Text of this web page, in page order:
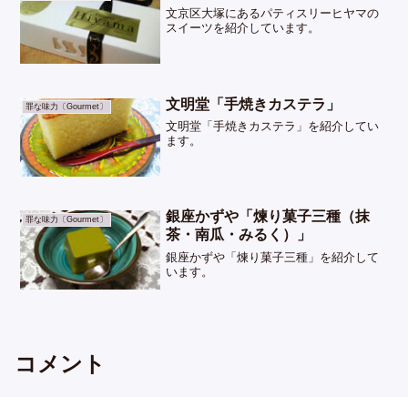
文京区大塚にあるパティスリーヒヤマの
スイーツを紹介しています。
罪な味力〔Gourmet〕 文明堂「手焼きカステラ」
文明堂「手焼きカステラ」を紹介してい
ます。
罪な味力〔Gourmet〕
銀座かずや「煉り菓子三種（抹
茶・南瓜・みるく）」
銀座かずや「煉り菓子三種」を紹介して
います。
コメント